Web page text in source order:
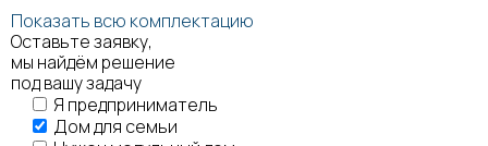
Показать всю комплектацию
Оставьте заявку,
мы найдём решение
под вашу задачу
Я предприниматель
Дом для семьи